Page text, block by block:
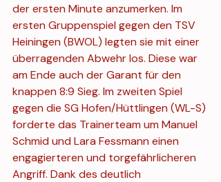
der ersten Minute anzumerken. Im
ersten Gruppenspiel gegen den TSV
Heiningen (BWOL) legten sie mit einer
überragenden Abwehr los. Diese war
am Ende auch der Garant für den
knappen 8:9 Sieg. Im zweiten Spiel
gegen die SG Hofen/Hüttlingen (WL-S)
forderte das Trainerteam um Manuel
Schmid und Lara Fessmann einen
engagierteren und torgefährlicheren
Angriff. Dank des deutlich